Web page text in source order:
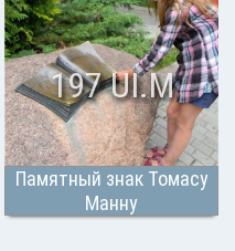
Памятный знак Томасу
Манну
197 UI.M